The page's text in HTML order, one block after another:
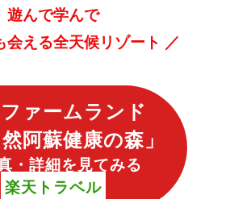
遊んで学んで
会える全天候リゾート ／
ァームランド
阿蘇健康の森 」
・詳細を見てみる
楽天トラベル